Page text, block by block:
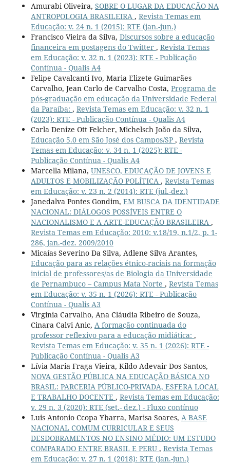
Amurabi Oliveira, SOBRE O LUGAR DA EDUCAÇÃO NA
ANTROPOLOGIA BRASILEIRA , Revista Temas em
Educação: v. 24 n. 1 (2015): RTE (jan.-jun.)
Francisco Vieira da Silva, Discursos sobre a educação
financeira em postagens do Twitter , Revista Temas
em Educação: v. 32 n. 1 (2023): RTE - Publicação
Contínua - Qualis A4
Felipe Cavalcanti Ivo, Maria Elizete Guimarães
Carvalho, Jean Carlo de Carvalho Costa, Programa de
pós-graduação em educação da Universidade Federal
da Paraíba: , Revista Temas em Educação: v. 32 n. 1
(2023): RTE - Publicação Contínua - Qualis A4
Carla Denize Ott Felcher, Michelsch João da Silva,
Educação 5.0 em São José dos Campos/SP , Revista
Temas em Educação: v. 34 n. 1 (2025): RTE -
Publicação Contínua - Qualis A4
Marcella Milana, UNESCO, EDUCAÇÃO DE JOVENS E
ADULTOS E MOBILIZAÇÃO POLÍTICA , Revista Temas
em Educação: v. 23 n. 2 (2014): RTE (jul.-dez.)
Janedalva Pontes Gondim, EM BUSCA DA IDENTIDADE
NACIONAL: DIÁLOGOS POSSÍVEIS ENTRE O
NACIONALISMO E A ARTE-EDUCAÇÃO BRASILEIRA ,
Revista Temas em Educação: 2010: v.18/19, n.1/2, p. 1-
286, jan.-dez. 2009/2010
Micaías Severino Da Silva, Adlene Silva Arantes,
Educação para as relações étnico-raciais na formação
inicial de professores/as de Biologia da Universidade
de Pernambuco – Campus Mata Norte , Revista Temas
em Educação: v. 35 n. 1 (2026): RTE - Publicação
Contínua - Qualis A3
Virginia Carvalho, Ana Cláudia Ribeiro de Souza,
Cinara Calvi Anic, A formação continuada do
professor reflexivo para a educação midiática: ,
Revista Temas em Educação: v. 35 n. 1 (2026): RTE -
Publicação Contínua - Qualis A3
Lívia Maria Fraga Vieira, Kildo Adevair Dos Santos,
NOVA GESTÃO PÚBLICA NA EDUCAÇÃO BÁSICA NO
BRASIL: PARCERIA PÚBLICO-PRIVADA, ESFERA LOCAL
E TRABALHO DOCENTE , Revista Temas em Educação:
v. 29 n. 3 (2020): RTE (set.- dez.) - Fluxo contínuo
Luis Antonio Ccopa Ybarra, Marisa Soares, A BASE
NACIONAL COMUM CURRICULAR E SEUS
DESDOBRAMENTOS NO ENSINO MÉDIO: UM ESTUDO
COMPARADO ENTRE BRASIL E PERU , Revista Temas
em Educação: v. 27 n. 1 (2018): RTE (jan.-jun.)